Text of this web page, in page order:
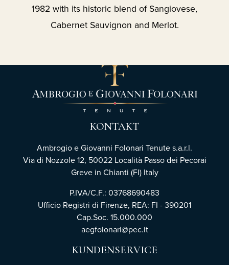
1982 with its historic blend of Sangiovese,
Cabernet Sauvignon and Merlot.
KONTAKT
Ambrogio e Giovanni Folonari Tenute s.a.r.l.
Via di Nozzole 12, 50022 Località Passo dei Pecorai
Greve in Chianti (FI) Italy
P.IVA/C.F.: 03768690483
Ufficio Registri di Firenze, REA: FI - 390201
Cap.Soc. 15.000.000
aegfolonari@pec.it
KUNDENSERVICE